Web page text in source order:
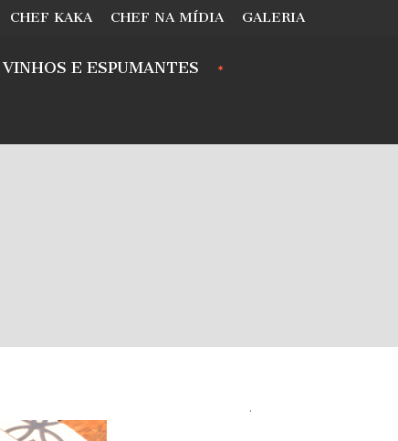
CHEF KAKA CHEF NA MÍDIA GALERIA
VINHOS E ESPUMANTES
.